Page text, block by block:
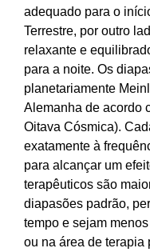
adequado para o
Terrestre, por outro
relaxante e
para a noite. Os
planetariamente
Alemanha de acordo
Oitava Cósmica).
exatamente à
para alcançar um
terapêuticos são
diapasões padrão,
tempo e sejam
ou na área de terapia